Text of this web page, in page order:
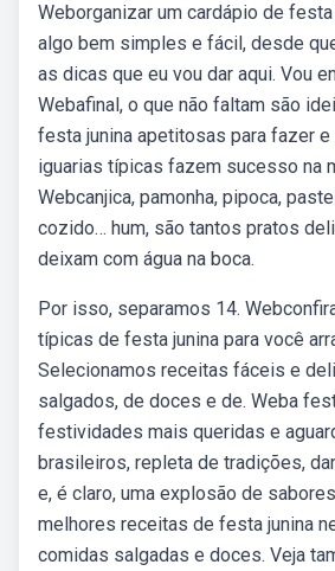
Weborganizar um cardápio de
algo bem simples e fácil, desde
as dicas que eu vou dar aqui. Vou
Webafinal, o que não faltam são
festa junina apetitosas para fazer
iguarias típicas fazem sucesso na
Webcanjica, pamonha, pipoca,
cozido… hum, são tantos pratos
deixam com água na boca.
Por isso, separamos 14.
típicas de festa junina para você
Selecionamos receitas fáceis e
salgados, de doces e de. Weba
festividades mais queridas e
brasileiros, repleta de tradições,
e, é claro, uma explosão de
melhores receitas de festa junina
comidas salgadas e doces. Veja